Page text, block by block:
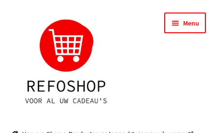
navigatie
Menu